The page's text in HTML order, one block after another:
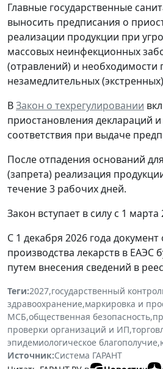
Главные государственные
выносить предписания о
реализации продукции при
массовых неинфекционных
(отравлений) и необходимости
незамедлительных
ВЗакон о техрегулировании
приостановления деклараций
соответствия при выдаче
После отпадения оснований
(запрета) реализация
течение 3 рабочих дней.
Закон вступает в силу с 1 марта
С 1 декабря 2026 года документ
производства лекарств в ЕАЭС
путем внесения сведений в
Теги:2027,государственный
здравоохранение,маркировка и
МСБ,общественная безопасность,
проверки организаций и ИП,
эпидемиологическое благополучие,
Источник:Система ГАРАНТ